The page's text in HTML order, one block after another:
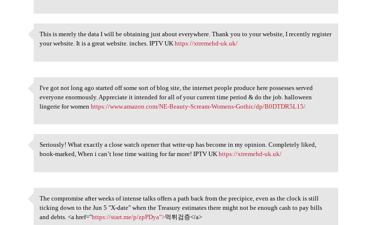
This is merely the data I
This is merely the data I will be obtaining just about everywhere. Thank you to your website, I recently register
your website. It is a great website. inches. IPTV UKhttps://xtremehd-uk.uk/
I've got not long ago started
I've got not long ago started off some sort of blog site, the internet people produce here possesses served
everyone enormously. Appreciate it intended for all of your current time period & do the job. halloween
lingerie for womenhttps://www.amazon.com/NE-Beauty-Scream-Womens-Gothic/dp/B0DTDR5L15/
Seriously! What exactly a
Seriously! What exactly a close watch opener that write-up has become in my opinion. Completely liked,
book-marked, When i can’t lose time waiting for far more! IPTV UKhttps://xtremehd-uk.uk/
The compromise after weeks of
The compromise after weeks of intense talks offers a path back from the precipice, even as the clock is still
ticking down to the Jun 5 "X-date" when the Treasury estimates there might not be enough cash to pay bills
and debts. <a href="https://start.me/p/zpPDya">먹튀검증</a>